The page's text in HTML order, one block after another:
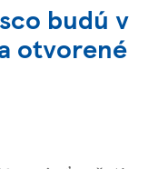
budú v
otvorené